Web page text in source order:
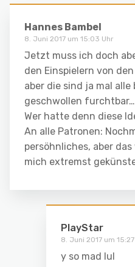
Hannes Bambel
8. Juni 2017 um 15:03 Uhr
Jetzt muss ich doch
den Einspielern von
aber die sind ja mal
geschwollen
Wer hatte denn diese
An alle Patronen:
persöhnliches, aber
mich extremst
PlayStar
8. Juni 2017 um
y so mad lul